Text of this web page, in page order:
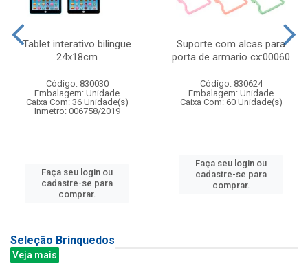
Tablet interativo bilingue
24x18cm
Código: 830030
Embalagem: Unidade
Caixa Com: 36 Unidade(s)
Inmetro: 006758/2019
Faça seu login ou
cadastre-se para
comprar.
Suporte com alcas para
porta de armario cx:00060
Código: 830624
Embalagem: Unidade
Caixa Com: 60 Unidade(s)
Faça seu login ou
cadastre-se para
comprar.
Seleção Brinquedos
Veja mais